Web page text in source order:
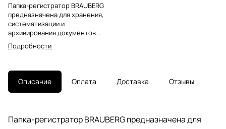
Папка-регистратор BRAUBERG
предназначена для хранения,
систематизации и
архивирования документов.
Такие папки повсеместно
используются в работе
различных специальностей,
направлений и
должностей.Папка формата А4 с
высококачественного
износоустойчивого картона с
Подробности
Описание Оплата Доставка Отзывы
Папка-регистратор BRAUBERG предназначена для